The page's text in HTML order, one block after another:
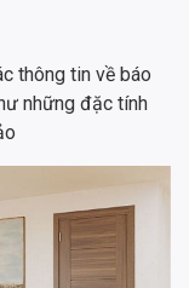
thông tin về báo
những đặc tính